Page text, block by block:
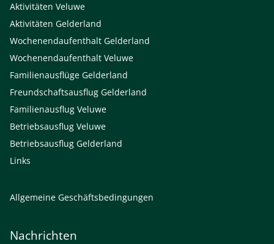
Aktivitäten Veluwe
Aktivitäten Gelderland
Wochenendaufenthalt Gelderland
Wochenendaufenthalt Veluwe
Familienausflüge Gelderland
Freundschaftsausflug Gelderland
Familienausflug Veluwe
Betriebsausflug Veluwe
Betriebsausflug Gelderland
Links
Allgemeine Geschäftsbedingungen
Nachrichten